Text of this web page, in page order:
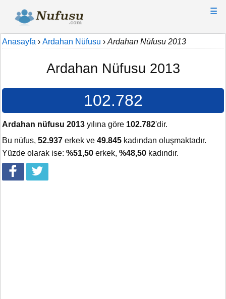
☰
Anasayfa › Ardahan Nüfusu › Ardahan Nüfusu 2013
Ardahan Nüfusu 2013
102.782
Ardahan nüfusu 2013 yılına göre 102.782'dir.
Bu nüfus, 52.937 erkek ve 49.845 kadından oluşmaktadır.
Yüzde olarak ise: %51,50 erkek, %48,50 kadındır.